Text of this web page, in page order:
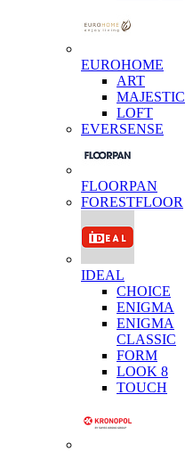
EUROHOME
ART
MAJESTIC
LOFT
EVERSENSE
FLOORPAN
FORESTFLOOR
IDEAL
CHOICE
ENIGMA
ENIGMA
CLASSIC
FORM
LOOK 8
TOUCH